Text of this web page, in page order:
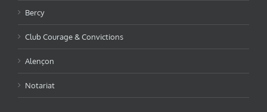
Bercy
Club Courage & Convictions
Alençon
Notariat